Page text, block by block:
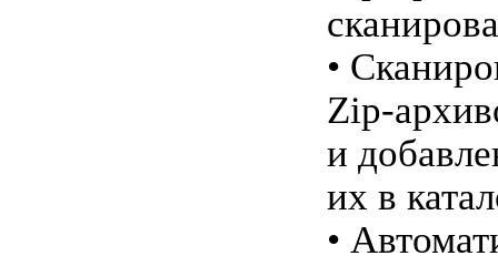
•
Zip-
и
их в
•